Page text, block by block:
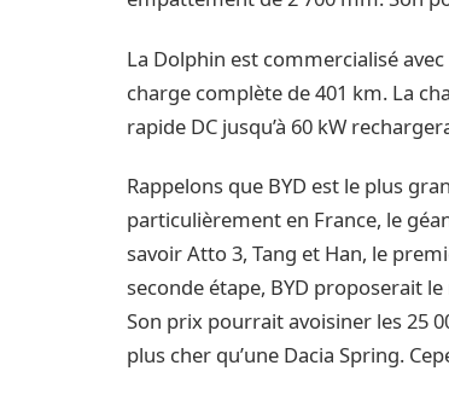
La Dolphin est commercialisé
charge complète de 401 km. La
rapide DC jusqu’à 60 kW
Rappelons que BYD est le plus
particulièrement en France, le
savoir Atto 3, Tang et Han, le
seconde étape, BYD proposerait
Son prix pourrait avoisiner les 25
plus cher qu’une Dacia Spring.